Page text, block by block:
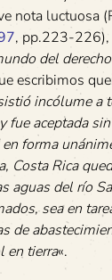
nota luctuosa
, pp.223-226),
del
escribimos
incólume a
fue aceptada
en forma
Costa Rica
aguas del río
sea en
de
en tierra«.